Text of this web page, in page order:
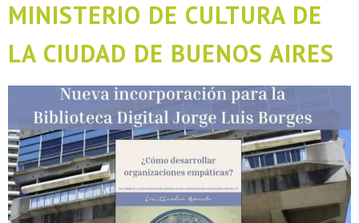
MINISTERIO DE CULTURA DE
LA CIUDAD DE BUENOS AIRES